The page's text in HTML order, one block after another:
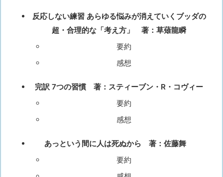
反応しない練習 あらゆる悩みが消えていくブッダの
超・合理的な「考え方」 著：草薙龍瞬
要約
感想
完訳 7つの習慣 著：スティーブン・R・コヴィー
要約
感想
あっという間に人は死ぬから 著：佐藤舞
要約